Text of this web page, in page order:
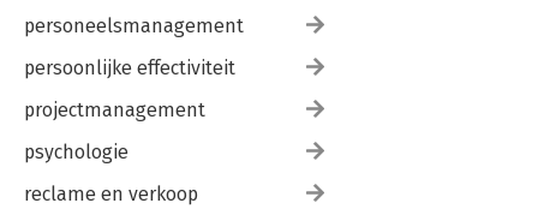
personeelsmanagement
persoonlijke effectiviteit
projectmanagement
psychologie
reclame en verkoop